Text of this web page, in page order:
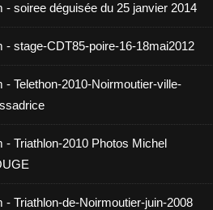
- soiree déguisée du 25 janvier 2014
- stage-CDT85-poire-16-18mai2012
- Telethon-2010-Noirmoutier-ville-
- Triathlon-2010 Photos Michel
- Triathlon-de-Noirmoutier-juin-2008